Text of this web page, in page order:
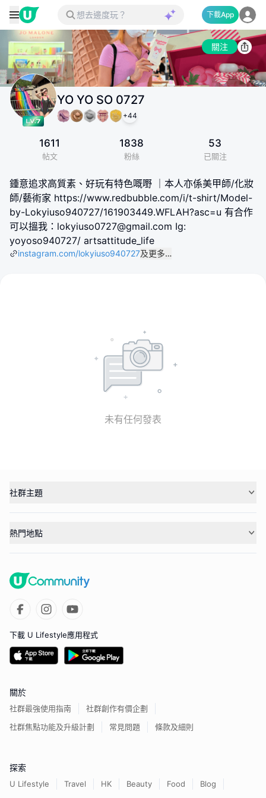
下載App
關注
YO YO SO 0727
+44
1611
帖文
1838
粉絲
53
已關注
鍾意追求高質素、好玩有特色嘅嘢 ｜本人亦係美甲師/化妝
師/藝術家 https://www.redbubble.com/i/t-shirt/Model-
by-Lokyiuso940727/161903449.WFLAH?asc=u 有合作
可以搵我：lokyiuso0727@gmail.com Ig:
yoyoso940727/ artsattitude_life
instagram.com/lokyiuso940727及更多…
未有任何發表
社群主題
熱門地點
下載 U Lifestyle應用程式
關於
社群最強使用指南
社群創作有價企劃
社群焦點功能及升級計劃
常見問題 條款及細則
探索
U Lifestyle Travel HK Beauty Food
Blog